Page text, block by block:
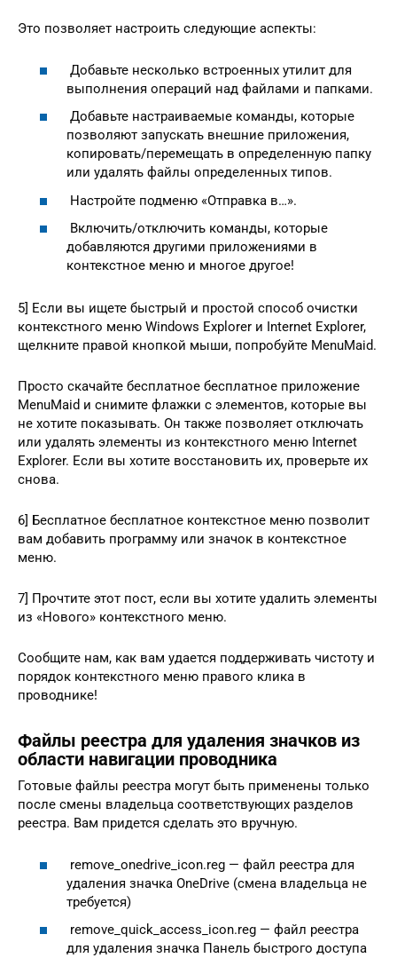
Это позволяет настроить следующие аспекты:
Добавьте несколько встроенных утилит для
выполнения операций над файлами и папками.
Добавьте настраиваемые команды, которые
позволяют запускать внешние приложения,
копировать/перемещать в определенную папку
или удалять файлы определенных типов.
Настройте подменю «Отправка в…».
Включить/отключить команды, которые
добавляются другими приложениями в
контекстное меню и многое другое!
5] Если вы ищете быстрый и простой способ очистки
контекстного меню Windows Explorer и Internet Explorer,
щелкните правой кнопкой мыши, попробуйте MenuMaid.
Просто скачайте бесплатное бесплатное приложение
MenuMaid и снимите флажки с элементов, которые вы
не хотите показывать. Он также позволяет отключать
или удалять элементы из контекстного меню Internet
Explorer. Если вы хотите восстановить их, проверьте их
снова.
6] Бесплатное бесплатное контекстное меню позволит
вам добавить программу или значок в контекстное
меню.
7] Прочтите этот пост, если вы хотите удалить элементы
из «Нового» контекстного меню.
Сообщите нам, как вам удается поддерживать чистоту и
порядок контекстного меню правого клика в
проводнике!
Файлы реестра для удаления значков из
области навигации проводника
Готовые файлы реестра могут быть применены только
после смены владельца соответствующих разделов
реестра. Вам придется сделать это вручную.
remove_onedrive_icon.reg — файл реестра для
удаления значка OneDrive (смена владельца не
требуется)
remove_quick_access_icon.reg — файл реестра
для удаления значка Панель быстрого доступа